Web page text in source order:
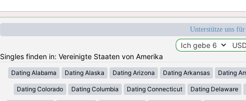
Unterstütze uns für
Singles finden in: Vereinigte Staaten von Amerika
Dating Alabama Dating Alaska Dating Arizona Dating Arkansas Dating
Dating Colorado Dating Columbia Dating Connecticut Dating Delaware